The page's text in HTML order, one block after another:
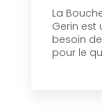
La
Gerin est
besoin
pour le